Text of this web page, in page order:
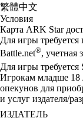
繁體中文
Условия
Карта ARK Star
Для игры
Battle.net®, учетная
Для игры требуется
Игрокам младше 18
опекунов для
и услуг издателя/
ИЗДАТЕЛЬ